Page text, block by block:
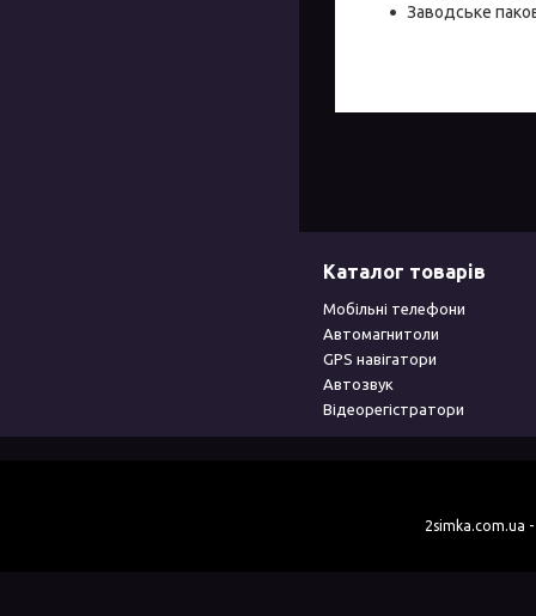
Заводське
Каталог товарів
Мобільні телефони
Автомагнитоли
GPS навігатори
Автозвук
Відеорегістратори